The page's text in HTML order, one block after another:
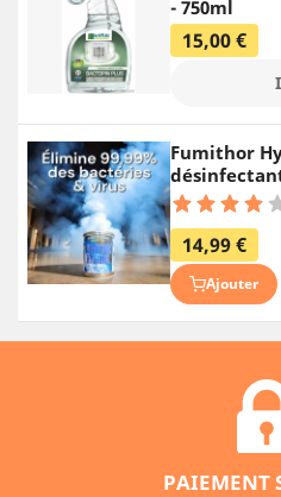
- 750ml
15,00 €
Fumithor
14,99 €
Ajouter
PAIEMENT